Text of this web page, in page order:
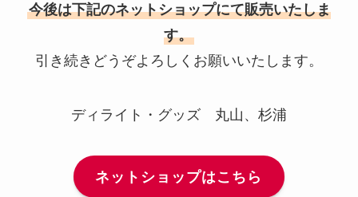
今後は下記のネットショップにて販売いたしま
す。
引き続きどうぞよろしくお願いいたします。
ディライト・グッズ 丸山、杉浦
ネットショップはこちら